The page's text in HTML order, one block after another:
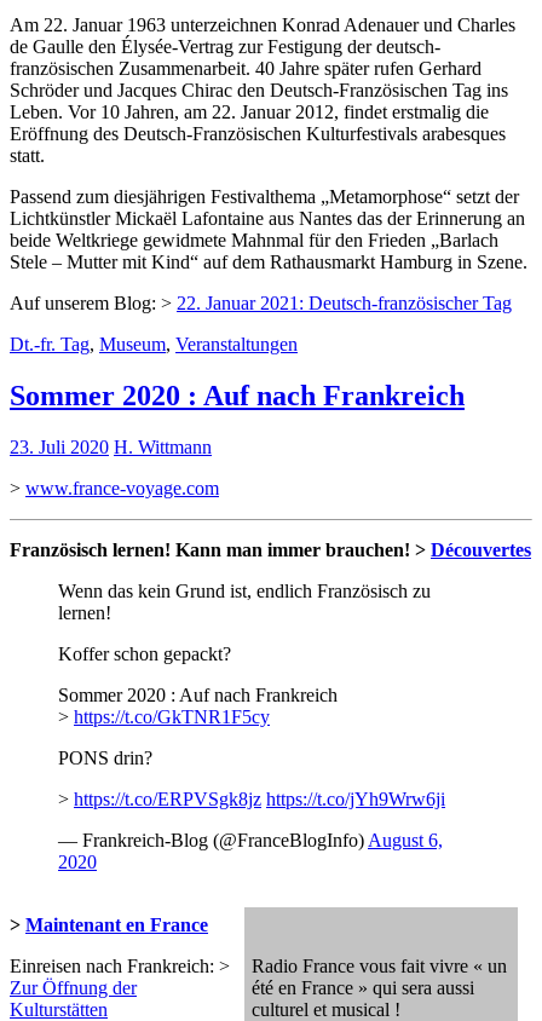
Am 22. Januar 1963 unterzeichnen Konrad Adenauer und Charles
de Gaulle den Élysée-Vertrag zur Festigung der deutsch-
französischen Zusammenarbeit. 40 Jahre später rufen Gerhard
Schröder und Jacques Chirac den Deutsch-Französischen Tag ins
Leben. Vor 10 Jahren, am 22. Januar 2012, findet erstmalig die
Eröffnung des Deutsch-Französischen Kulturfestivals arabesques
statt.
Passend zum diesjährigen Festivalthema „Metamorphose“ setzt der
Lichtkünstler Mickaël Lafontaine aus Nantes das der Erinnerung an
beide Weltkriege gewidmete Mahnmal für den Frieden „Barlach
Stele – Mutter mit Kind“ auf dem Rathausmarkt Hamburg in Szene.
Auf unserem Blog: > 22. Januar 2021: Deutsch-französischer Tag
Dt.-fr. Tag, Museum, Veranstaltungen
Sommer 2020 : Auf nach Frankreich
23. Juli 2020 H. Wittmann
> www.france-voyage.com
Französisch lernen! Kann man immer brauchen! > Découvertes
Wenn das kein Grund ist, endlich Französisch zu
lernen!
Koffer schon gepackt?
Sommer 2020 : Auf nach Frankreich
> https://t.co/GkTNR1F5cy
PONS drin?
> https://t.co/ERPVSgk8jz https://t.co/jYh9Wrw6ji
— Frankreich-Blog (@FranceBlogInfo) August 6,
2020
Radio France vous fait vivre « un
été en France » qui sera aussi
culturel et musical !
> Maintenant en France
Einreisen nach Frankreich: >
Zur Öffnung der
Kulturstätten